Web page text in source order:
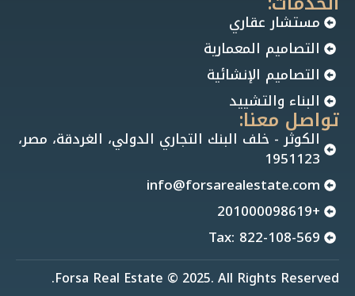
مستشار عقاري
التصاميم المعمارية
التصاميم الإنشائية
البناء والتشييد
تواصل معنا:
الكوثر - خلف البنك التجاري الدولي، الغردقة، مصر،
1951123
info@forsarealestate.com
+201000098619
Tax: 822-108-569
Forsa Real Estate © 2025. All Rights Reserved.